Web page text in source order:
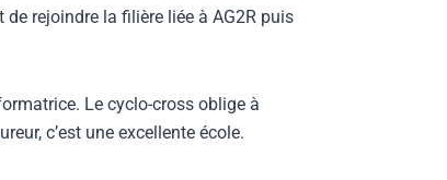
rejoindre la filière liée à AG2R puis
Le cyclo-cross oblige à
c’est une excellente école.